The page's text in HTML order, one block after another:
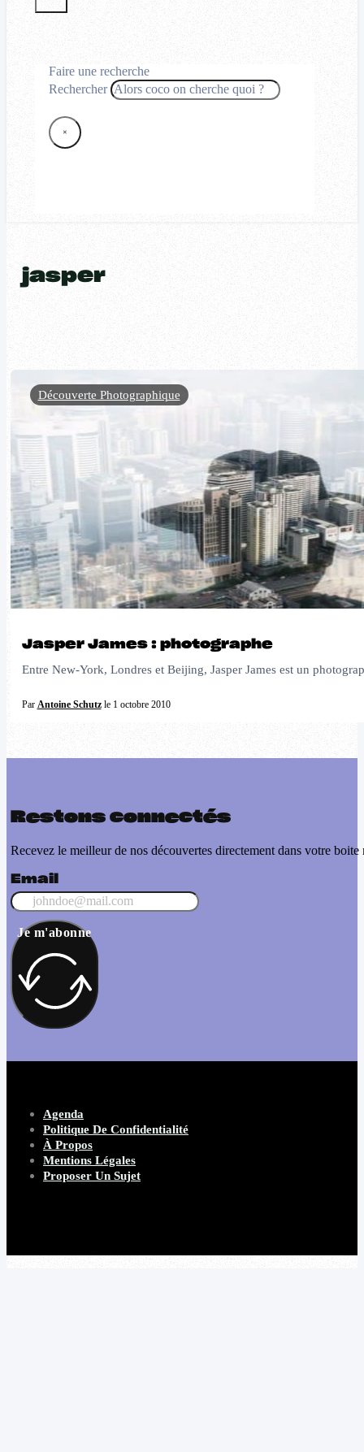
Faire une recherche
Rechercher
×
jasper
Jasper James : photographe
Entre New-York, Londres et Beijing, Jasper James est un
Par Antoine Schutzle 1 octobre 2010
Découverte Photographique
Restons connectés
Recevez le meilleur de nos découvertes directement dans votre boite
Email
Je m'abonne
Agenda
Politique De Confidentialité
À Propos
Mentions Légales
Proposer Un Sujet